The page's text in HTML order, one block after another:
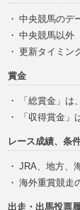
・ 中央競馬のデ
・ 中央競馬以外
・ 更新タイミン
賞金
・
「総賞金」
・
「収得賞金
レース成績、条
・ JRA、地方、
・ 海外重賞競走
出走・出馬投票